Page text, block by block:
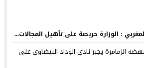
: الوزارة حريصة على تأهيل المجالات...